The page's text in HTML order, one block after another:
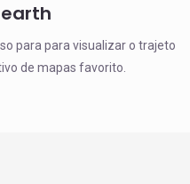
para para visualizar o trajeto
de mapas favorito.